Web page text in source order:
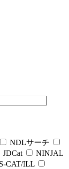
NDLサーチ
JDCat
NINJAL
CAT/ILL